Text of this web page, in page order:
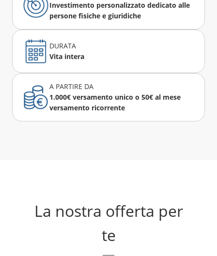
Investimento personalizzato dedicato alle
persone fisiche e giuridiche
DURATA
Vita intera
A PARTIRE DA
1.000€ versamento unico o 50€ al mese
versamento ricorrente
La nostra offerta per
te